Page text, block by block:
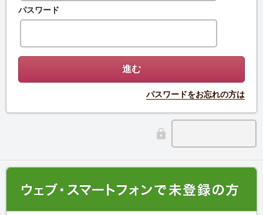
パスワード
パスワードをお忘れの方は